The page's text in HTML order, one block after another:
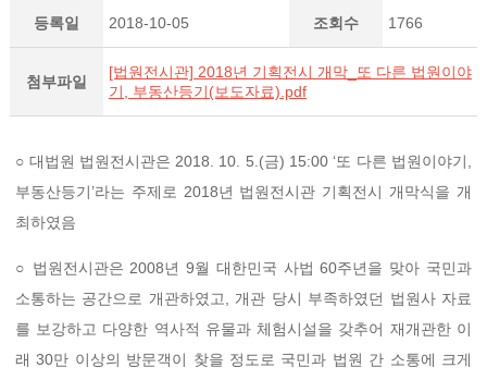
등록일 2018-10-05 조회수 1766
첨부파일
[법원전시관] 2018년 기획전시 개막_또 다른 법원이야
기, 부동산등기(보도자료).pdf
○ 대법원 법원전시관은 2018. 10. 5.(금) 15:00 ‘또 다른 법원이야기,
부동산등기’라는 주제로 2018년 법원전시관 기획전시 개막식을 개
최하였음
○ 법원전시관은 2008년 9월 대한민국 사법 60주년을 맞아 국민과
소통하는 공간으로 개관하였고, 개관 당시 부족하였던 법원사 자료
를 보강하고 다양한 역사적 유물과 체험시설을 갖추어 재개관한 이
래 30만 이상의 방문객이 찾을 정도로 국민과 법원 간 소통에 크게